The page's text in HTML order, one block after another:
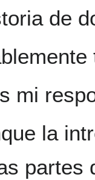
de
mi
la
partes